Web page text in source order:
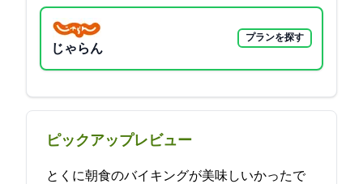
じゃらん
プランを探す
ピックアップレビュー
とくに朝食のバイキングが美味しいかったで